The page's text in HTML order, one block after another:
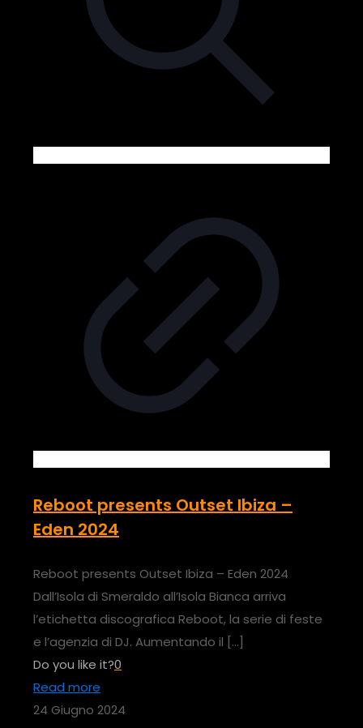
Reboot presents Outset Ibiza –
Eden 2024
Reboot presents Outset Ibiza – Eden 2024
Dall’Isola di Smeraldo all’Isola Bianca arriva
l’etichetta discografica Reboot, la serie di feste
e l’agenzia di DJ. Aumentando il […]
Do you like it?0
Read more
24 Giugno 2024